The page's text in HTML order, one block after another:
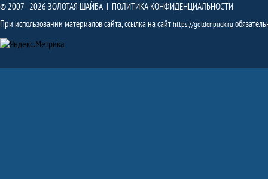
© 2007 - 2026 ЗОЛОТАЯ ШАЙБА | ПОЛИТИКА КОНФИДЕНЦИАЛЬНОСТИ
При использовании материалов сайта, ссылка на сайтhttps://goldenpuck.ru